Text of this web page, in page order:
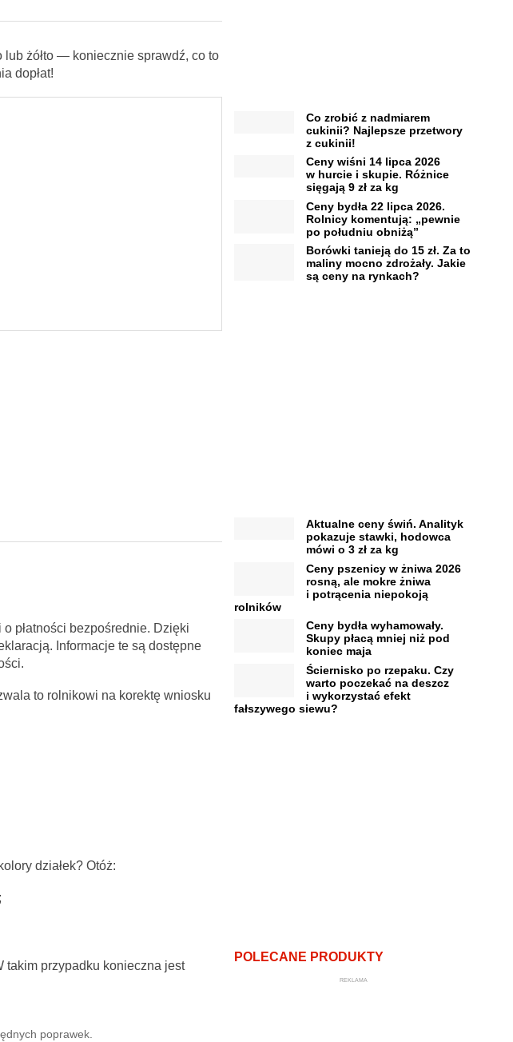
żółto — koniecznie sprawdź, co to
dopłat!
płatności bezpośrednie. Dzięki
Informacje te są dostępne
to rolnikowi na korektę wniosku
działek? Otóż:
takim przypadku konieczna jest
poprawek.
Co zrobić z nadmiarem
cukinii? Najlepsze przetwory
z cukinii!
Ceny wiśni 14 lipca 2026
w hurcie i skupie. Różnice
sięgają 9 zł za kg
Ceny bydła 22 lipca 2026.
Rolnicy komentują: „pewnie
po południu obniżą”
Borówki tanieją do 15 zł. Za to
maliny mocno zdrożały. Jakie
są ceny na rynkach?
Aktualne ceny świń. Analityk
pokazuje stawki, hodowca
mówi o 3 zł za kg
Ceny pszenicy w żniwa 2026
rosną, ale mokre żniwa
i potrącenia niepokoją
rolników
Ceny bydła wyhamowały.
Skupy płacą mniej niż pod
koniec maja
Ściernisko po rzepaku. Czy
warto poczekać na deszcz
i wykorzystać efekt
fałszywego siewu?
POLECANE PRODUKTY
REKLAMA